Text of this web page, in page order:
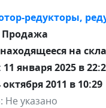
редукторы,
Продажа
находящееся на
11 января 2025 в
октября 2011 в 10:29
Не указано